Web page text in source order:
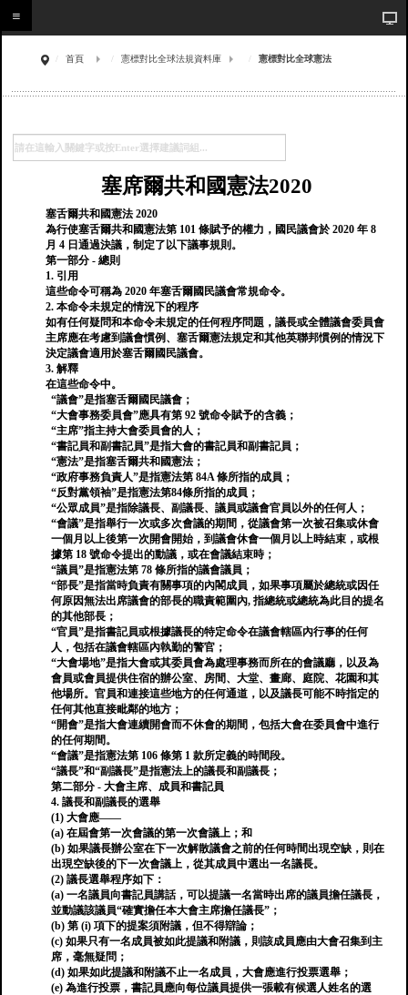
首頁 憲標對比全球法規資料庫 憲標對比全球憲法
塞席爾共和國憲法2020
塞舌爾共和國憲法 2020
為行使塞舌爾共和國憲法第 101 條賦予的權力，國民議會於 2020 年 8
月 4 日通過決議，制定了以下議事規則。
第一部分 - 總則
1. 引用
這些命令可稱為 2020 年塞舌爾國民議會常規命令。
2. 本命令未規定的情況下的程序
如有任何疑問和本命令未規定的任何程序問題，議長或全體議會委員會
主席應在考慮到議會慣例、塞舌爾憲法規定和其他英聯邦慣例的情況下
決定議會適用於塞舌爾國民議會。
3. 解釋
在這些命令中。
“議會”是指塞舌爾國民議會；
“大會事務委員會”應具有第 92 號命令賦予的含義；
“主席”指主持大會委員會的人；
“書記員和副書記員”是指大會的書記員和副書記員；
“憲法”是指塞舌爾共和國憲法；
“政府事務負責人”是指憲法第 84A 條所指的成員；
“反對黨領袖”是指憲法第84條所指的成員；
“公眾成員”是指除議長、副議長、議員或議會官員以外的任何人；
“會議”是指舉行一次或多次會議的期間，從議會第一次被召集或休會
一個月以上後第一次開會開始，到議會休會一個月以上時結束，或根
據第 18 號命令提出的動議，或在會議結束時；
“議員”是指憲法第 78 條所指的議會議員；
“部長”是指當時負責有關事項的內閣成員，如果事項屬於總統或因任
何原因無法出席議會的部長的職責範圍內, 指總統或總統為此目的提名
的其他部長；
“官員”是指書記員或根據議長的特定命令在議會轄區內行事的任何
人，包括在議會轄區內執勤的警官；
“大會場地”是指大會或其委員會為處理事務而所在的會議廳，以及為
會員或會員提供住宿的辦公室、房間、大堂、畫廊、庭院、花園和其
他場所。官員和連接這些地方的任何通道，以及議長可能不時指定的
任何其他直接毗鄰的地方；
“開會”是指大會連續開會而不休會的期間，包括大會在委員會中進行
的任何期間。
“會議”是指憲法第 106 條第 1 款所定義的時間段。
“議長”和“副議長”是指憲法上的議長和副議長；
第二部分 - 大會主席、成員和書記員
4. 議長和副議長的選舉
(1) 大會應——
(a) 在屆會第一次會議的第一次會議上；和
(b) 如果議長辦公室在下一次解散議會之前的任何時間出現空缺，則在
出現空缺後的下一次會議上，從其成員中選出一名議長。
(2) 議長選舉程序如下：
(a) 一名議員向書記員講話，可以提議一名當時出席的議員擔任議長，
並動議該議員“確實擔任本大會主席擔任議長”；
(b) 第 (i) 項下的提案須附議，但不得辯論；
(c) 如果只有一名成員被如此提議和附議，則該成員應由大會召集到主
席，毫無疑問；
(d) 如果如此提議和附議不止一名成員，大會應進行投票選舉；
(e) 為進行投票，書記員應向每位議員提供一張載有候選人姓名的選